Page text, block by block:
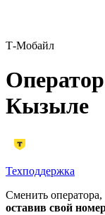
Т-Мобайл
Кызыле
Техподдержка
Сменить оператора,
оставив свой